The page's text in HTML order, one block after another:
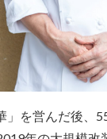
を営んだ後、